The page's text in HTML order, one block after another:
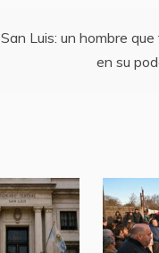
San Luis: un hombre
en su